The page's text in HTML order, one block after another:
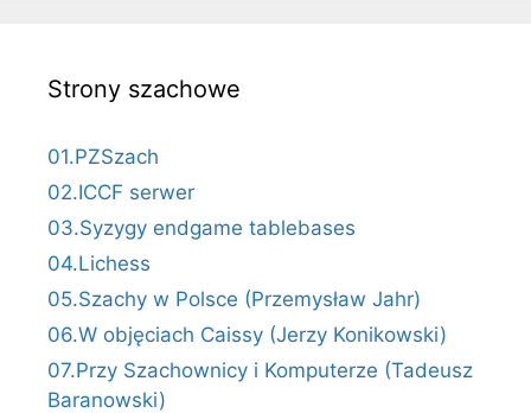
Strony szachowe
01.PZSzach
02.ICCF serwer
03.Syzygy endgame tablebases
04.Lichess
05.Szachy w Polsce (Przemysław Jahr)
06.W objęciach Caissy (Jerzy Konikowski)
07.Przy Szachownicy i Komputerze (Tadeusz
Baranowski)